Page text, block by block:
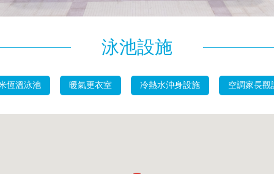
泳池設施
恆溫泳池 暖氣更衣室 冷熱水沖身設施 空調家長觀